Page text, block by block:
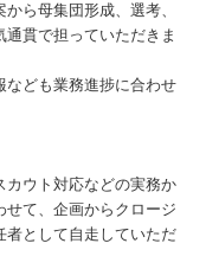
ら母集団形成、選考、
貫で担っていただきま
なども業務進捗に合わせ
カウト対応などの実務か
せて、企画からクロージ
者として自走していただ